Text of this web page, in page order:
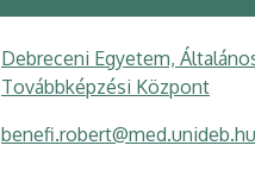
Debreceni Egyetem,
Továbbképzési Központ
benefi.robert@med.unideb.hu